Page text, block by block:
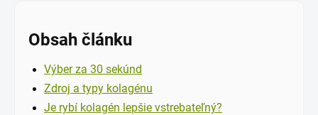
Obsah článku
Výber za 30 sekúnd
Zdroj a typy kolagénu
Je rybí kolagén lepšie vstrebateľný?